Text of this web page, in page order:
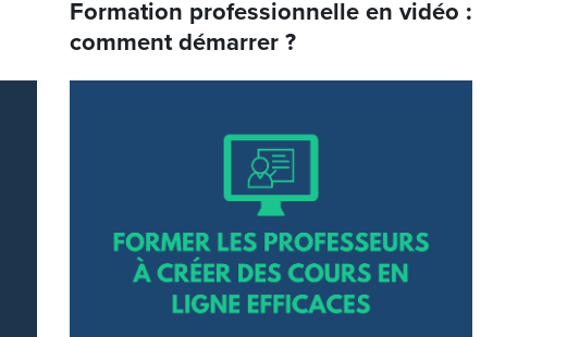
Formation professionnelle en vidéo :
comment démarrer ?